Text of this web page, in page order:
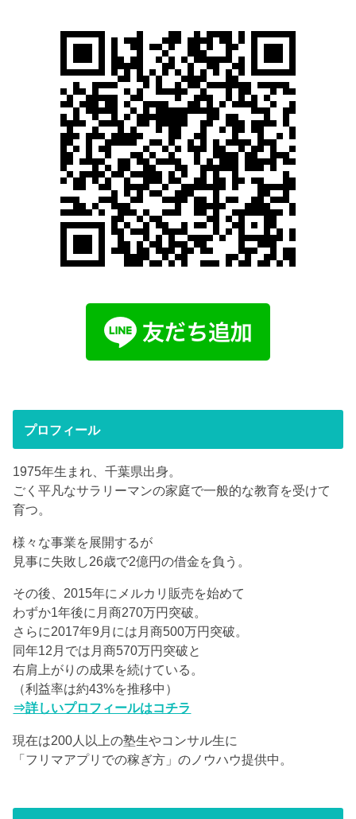
プロフィール
1975年生まれ、千葉県出身。
ごく平凡なサラリーマンの家庭で一般的な教育を受けて
育つ。
様々な事業を展開するが
見事に失敗し26歳で2億円の借金を負う。
その後、2015年にメルカリ販売を始めて
わずか1年後に月商270万円突破。
さらに2017年9月には月商500万円突破。
同年12月では月商570万円突破と
右肩上がりの成果を続けている。
（利益率は約43%を推移中）
⇒詳しいプロフィールはコチラ
現在は200人以上の塾生やコンサル生に
「フリマアプリでの稼ぎ方」のノウハウ提供中。